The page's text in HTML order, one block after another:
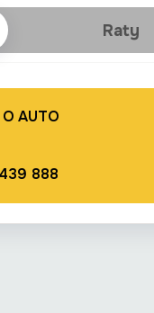
Raty
AUTO
888